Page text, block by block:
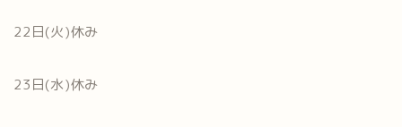
22日(火)休み
23日(水)休み